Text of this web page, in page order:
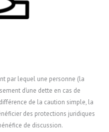
par lequel une personne (la
d’une dette en cas de
de la caution simple, la
des protections juridiques
de discussion.